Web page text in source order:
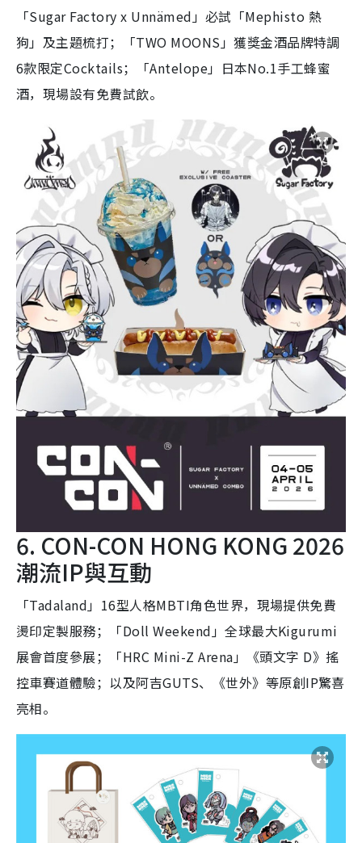
「Sugar Factory x Unnämed」必試「Mephisto 熱
狗」及主題梳打；「TWO MOONS」獲獎金酒品牌特調
6款限定Cocktails；「Antelope」日本No.1手工蜂蜜
酒，現場設有免費試飲。
6. CON-CON HONG KONG 2026
潮流IP與互動
「Tadaland」16型人格MBTI角色世界，現場提供免費
燙印定製服務；「Doll Weekend」全球最大Kigurumi
展會首度參展；「HRC Mini-Z Arena」《頭文字 D》搖
控車賽道體驗；以及阿吉GUTS、《世外》等原創IP驚喜
亮相。